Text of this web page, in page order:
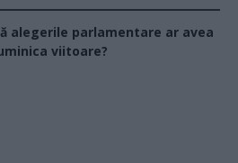
alegerile parlamentare ar avea
viitoare?